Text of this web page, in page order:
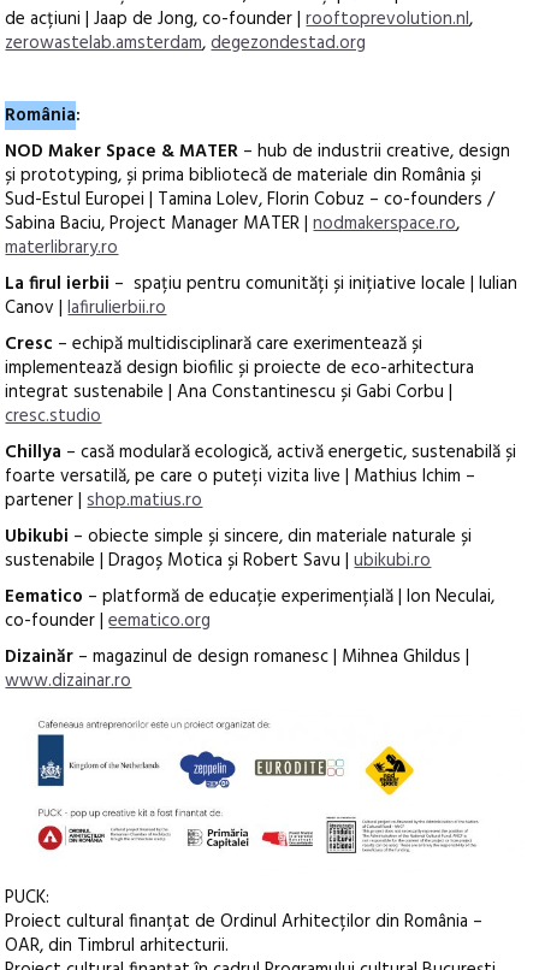
de acțiuni | Jaap de Jong, co-founder |rooftoprevolution.nl,
zerowastelab.amsterdam,degezondestad.org
România:
NOD Maker Space & MATER – hub de industrii creative, design
și prototyping, și prima bibliotecă de materiale din România și
Sud-Estul Europei | Tamina Lolev, Florin Cobuz – co-founders /
Sabina Baciu, Project Manager MATER |nodmakerspace.ro,
materlibrary.ro
La firul ierbii – spațiu pentru comunități și inițiative locale | Iulian
Canov |lafirulierbii.ro
Cresc – echipă multidisciplinară care exerimentează și
implementează design biofilic și proiecte de eco-arhitectura
integrat sustenabile | Ana Constantinescu și Gabi Corbu |
cresc.studio
Chillya – casă modulară ecologică, activă energetic, sustenabilă și
foarte versatilă, pe care o puteți vizita live | Mathius Ichim –
partener |shop.matius.ro
Ubikubi – obiecte simple și sincere, din materiale naturale și
sustenabile | Dragoș Motica și Robert Savu |ubikubi.ro
Eematico – platformă de educație experimențială | Ion Neculai,
co-founder |eematico.org
Dizainăr – magazinul de design romanesc | Mihnea Ghildus |
www.dizainar.ro
PUCK:
Proiect cultural finanțat de Ordinul Arhitecților din România –
OAR, din Timbrul arhitecturii.